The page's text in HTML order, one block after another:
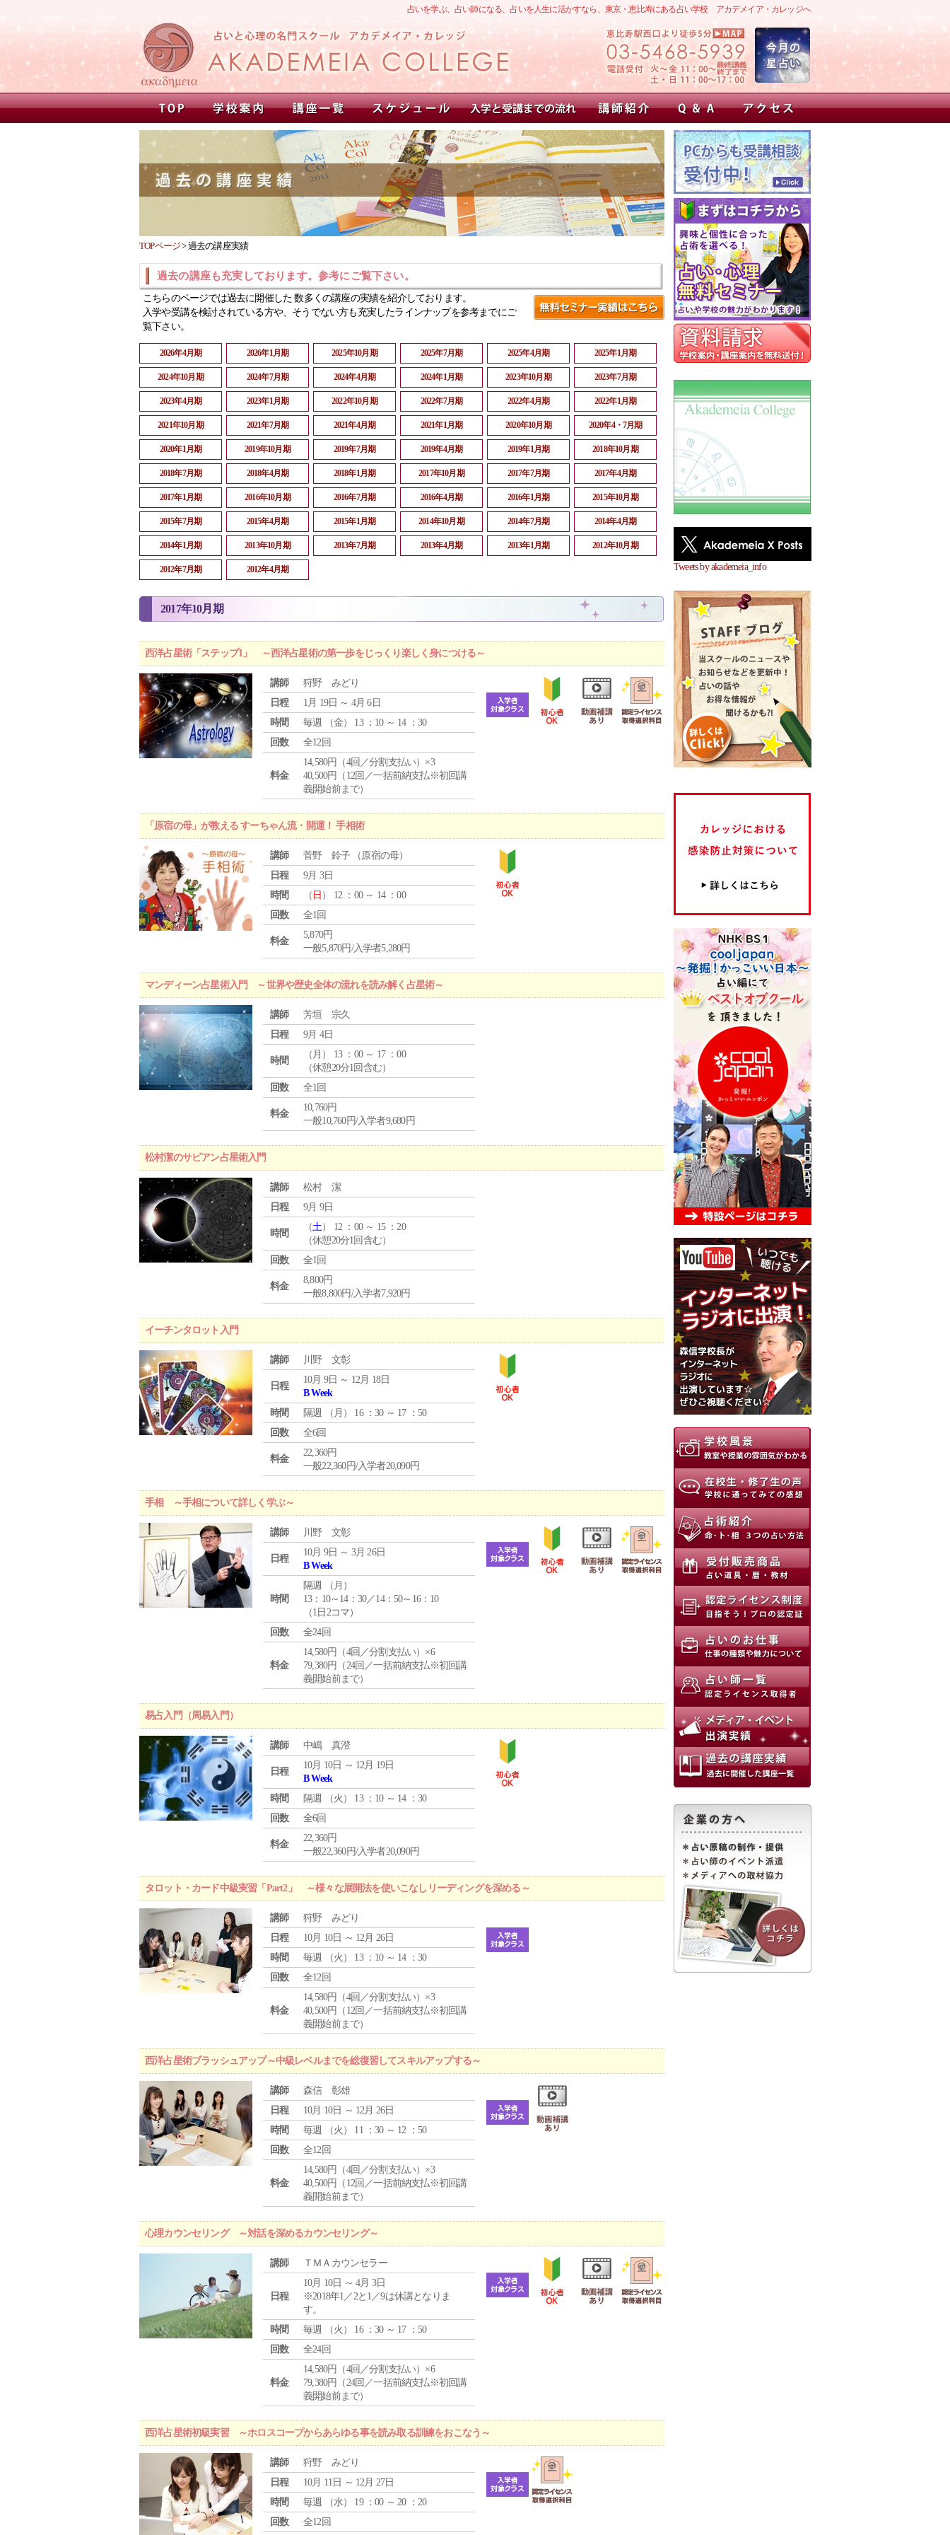
占いを学ぶ、占い師になる、占いを人生に活かすなら、東京・恵比寿にある占い学校 アカデメイア・カレッジへ
Tweets by akademeia_info
TOPページ>過去の講座実績
過去の講座も充実しております。参考にご覧下さい。
こちらのページでは過去に開催した 数多くの講座の実績を紹介しております。
入学や受講を検討されている方や、そうでない方も充実したラインナップを参考までにご
覧下さい。
2026年4月期 2026年1月期 2025年10月期 2025年7月期 2025年4月期 2025年1月期
2024年10月期 2024年7月期 2024年4月期 2024年1月期 2023年10月期 2023年7月期
2023年4月期 2023年1月期 2022年10月期 2022年7月期 2022年4月期 2022年1月期
2021年10月期 2021年7月期 2021年4月期 2021年1月期 2020年10月期 2020年4・7月期
2020年1月期 2019年10月期 2019年7月期 2019年4月期 2019年1月期 2018年10月期
2018年7月期 2018年4月期 2018年1月期 2017年10月期 2017年7月期 2017年4月期
2017年1月期 2016年10月期 2016年7月期 2016年4月期 2016年1月期 2015年10月期
2015年7月期 2015年4月期 2015年1月期 2014年10月期 2014年7月期 2014年4月期
2014年1月期 2013年10月期 2013年7月期 2013年4月期 2013年1月期 2012年10月期
2012年7月期 2012年4月期
2017年10月期
西洋占星術「ステップ1」 ～西洋占星術の第一歩をじっくり楽しく身につける～
講師
狩野 みどり
日程
1月 19日 ～ 4月 6日
時間
毎週 （金） 13 ：10 ～ 14 ：30
回数
全12回
料金
14,580円（4回／分割支払い）×3
40,500円（12回／一括前納支払※初回講
義開始前まで）
「原宿の母」が教える すーちゃん流・開運！ 手相術
講師
菅野 鈴子 （原宿の母）
日程
9月 3日
時間
（ 日 ） 12 ：00 ～ 14 ：00
回数
全1回
料金
5,870円
一般5,870円/入学者5,280円
マンディーン占星術入門 ～世界や歴史全体の流れを読み解く占星術～
講師
芳垣 宗久
日程
9月 4日
時間
（ 月 ） 13 ：00 ～ 17 ：00
（休憩20分1回含む）
回数
全1回
料金
10,760円
一般10,760円/入学者9,680円
松村潔のサビアン占星術入門
講師
松村 潔
日程
9月 9日
時間
（土） 12 ：00 ～ 15 ：20
（休憩20分1回含む）
回数
全1回
料金
8,800円
一般8,800円/入学者7,920円
イーチンタロット入門
講師 川野 文彰
日程
10月 9日 ～ 12月 18日
B Week
時間
隔週 （ 月 ） 16 ：30 ～ 17 ：50
回数
全6回
料金
22,360円
一般22,360円/入学者20,090円
手相 ～手相について詳しく学ぶ～
講師 川野 文彰
日程
10月 9日 ～ 3月 26日
B Week
時間
隔週 （ 月 ）
13：10～14：30／14：50～16：10
（1日2コマ）
回数
全24回
料金
14,580円（4回／分割支払い）×6
79,380円（24回／一括前納支払※初回講
義開始前まで）
易占入門（周易入門）
講師 中嶋 真澄
日程
10月 10日 ～ 12月 19日
B Week
時間
隔週 （火 ） 13 ：10 ～ 14 ：30
回数
全6回
料金
22,360円
一般22,360円/入学者20,090円
タロット・カード中級実習「Part2」 ～様々な展開法を使いこなしリーディングを深める～
講師
狩野 みどり
日程
10月 10日 ～ 12月 26日
時間
毎週 （火 ） 13 ：10 ～ 14 ：30
回数
全12回
料金
14,580円（4回／分割支払い）×3
40,500円（12回／一括前納支払※初回講
義開始前まで）
西洋占星術ブラッシュアップ～中級レベルまでを総復習してスキルアップする～
講師
森信 彰雄
日程
10月 10日 ～ 12月 26日
時間
毎週 （火 ） 11 ：30 ～ 12 ：50
回数
全12回
料金
14,580円（4回／分割支払い）×3
40,500円（12回／一括前納支払※初回講
義開始前まで）
心理カウンセリング ～対話を深めるカウンセリング～
講師 ＴＭＡカウンセラー
日程
10月 10日 ～ 4月 3日
※2018年1／2と1／9は休講となりま
す。
時間
毎週 （火 ） 16 ：30 ～ 17 ：50
回数
全24回
料金
14,580円（4回／分割支払い）×6
79,380円（24回／一括前納支払※初回講
義開始前まで）
西洋占星術初級実習 ～ホロスコープからあらゆる事を読み取る訓練をおこなう～
講師
狩野 みどり
日程
10月 11日 ～ 12月 27日
時間
毎週 （水） 19 ：00 ～ 20 ：20
回数
全12回